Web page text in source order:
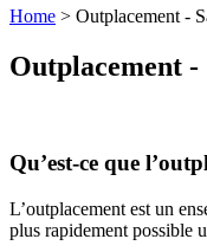
Home > Outplacement -
Outplacement -
Qu’est-ce que
L’outplacement est un
plus rapidement possible